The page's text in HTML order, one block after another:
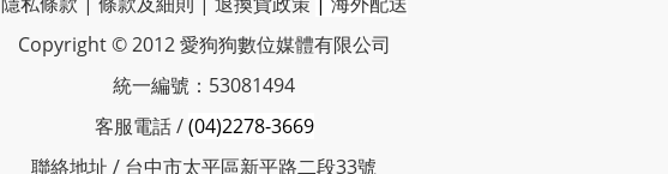
Copyright © 2012 愛狗狗數位媒體有限公司
統一編號：53081494
客服電話 /(04)2278-3669
聯絡地址 / 台中市太平區新平路二段33號